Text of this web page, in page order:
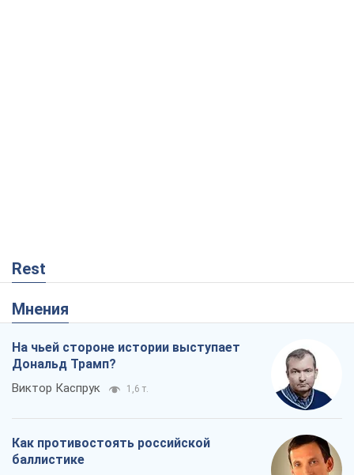
Rest
Мнения
На чьей стороне истории выступает
Дональд Трамп?
Виктор Каспрук 1,6 т.
Как противостоять российской
баллистике